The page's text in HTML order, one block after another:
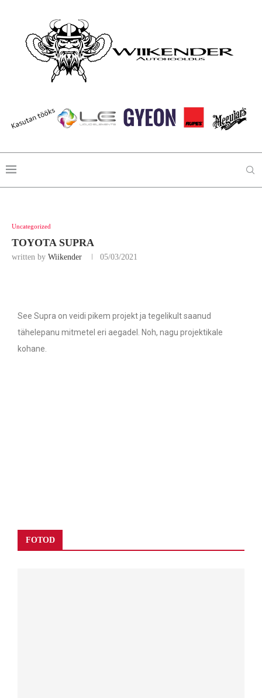
Uncategorized
TOYOTA SUPRA
written by Wiikender 05/03/2021
See Supra on veidi pikem projekt ja tegelikult saanud
tähelepanu mitmetel eri aegadel. Noh, nagu projektikale
kohane.
FOTOD